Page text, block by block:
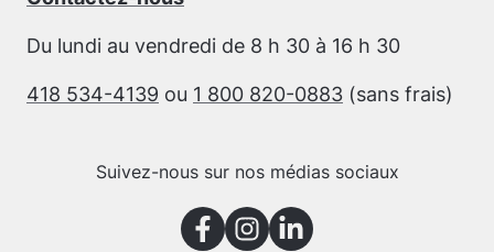
Du lundi au vendredi de 8 h 30 à 16 h 30
418 534-4139 ou 1 800 820-0883 (sans frais)
Suivez-nous sur nos médias sociaux